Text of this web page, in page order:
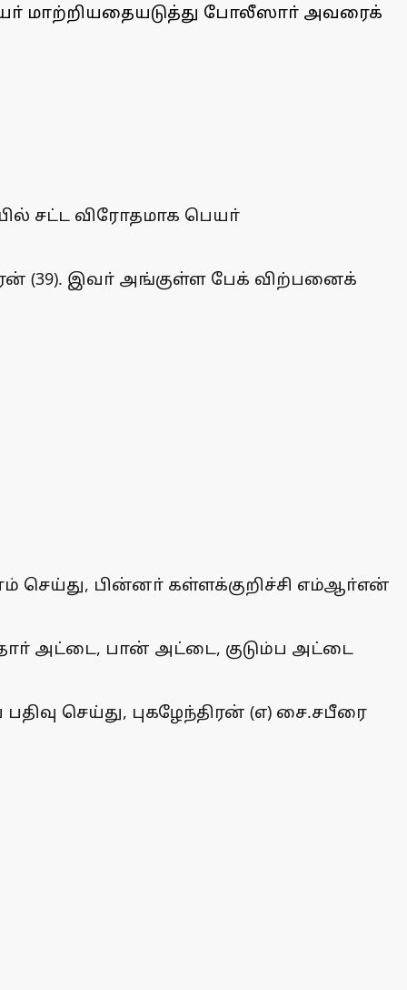
மாற்றியதையடுத்து போலீஸாா் அவரைக்
சட்ட விரோதமாக பெயா்
(39). இவா் அங்குள்ள பேக் விற்பனைக்
செய்து, பின்னா் கள்ளக்குறிச்சி எம்ஆா்என்
அட்டை, பான் அட்டை, குடும்ப அட்டை
செய்து, புகழேந்திரன் (எ) சை.சபீரை